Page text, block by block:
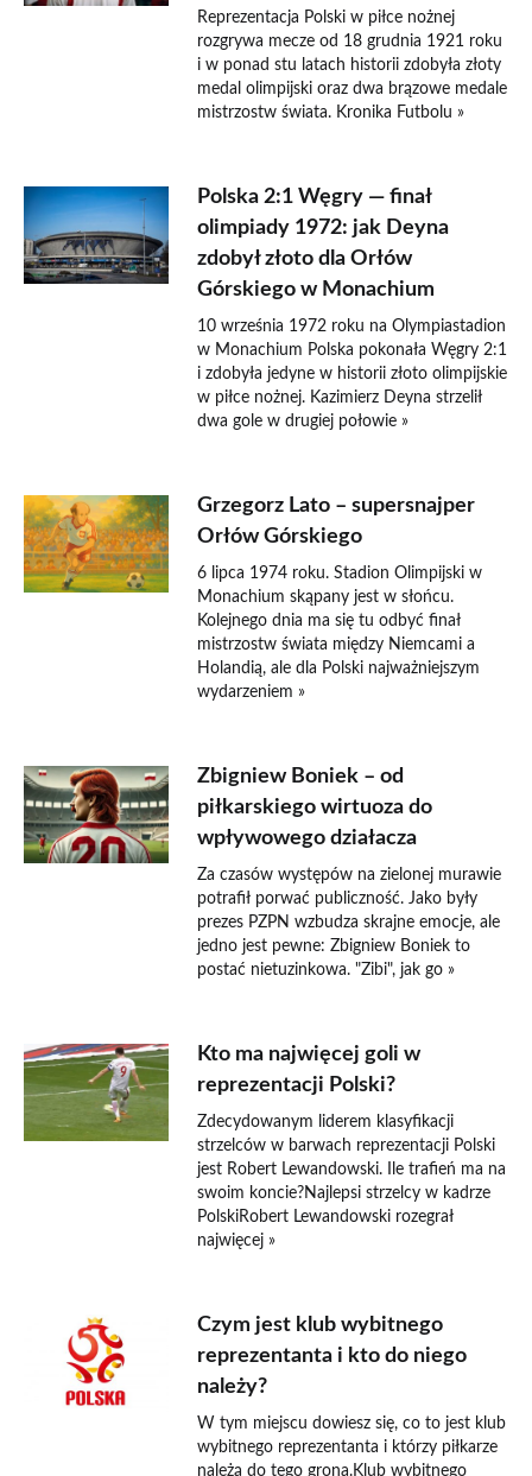
Reprezentacja Polski w piłce nożnej
rozgrywa mecze od 18 grudnia 1921 roku
i w ponad stu latach historii zdobyła złoty
medal olimpijski oraz dwa brązowe medale
mistrzostw świata. Kronika Futbolu »
Polska 2:1 Węgry — finał
olimpiady 1972: jak Deyna
zdobył złoto dla Orłów
Górskiego w Monachium
10 września 1972 roku na Olympiastadion
w Monachium Polska pokonała Węgry 2:1
i zdobyła jedyne w historii złoto olimpijskie
w piłce nożnej. Kazimierz Deyna strzelił
dwa gole w drugiej połowie »
Grzegorz Lato – supersnajper
Orłów Górskiego
6 lipca 1974 roku. Stadion Olimpijski w
Monachium skąpany jest w słońcu.
Kolejnego dnia ma się tu odbyć finał
mistrzostw świata między Niemcami a
Holandią, ale dla Polski najważniejszym
wydarzeniem »
Zbigniew Boniek – od
piłkarskiego wirtuoza do
wpływowego działacza
Za czasów występów na zielonej murawie
potrafił porwać publiczność. Jako były
prezes PZPN wzbudza skrajne emocje, ale
jedno jest pewne: Zbigniew Boniek to
postać nietuzinkowa. "Zibi", jak go »
Kto ma najwięcej goli w
reprezentacji Polski?
Zdecydowanym liderem klasyfikacji
strzelców w barwach reprezentacji Polski
jest Robert Lewandowski. Ile trafień ma na
swoim koncie?Najlepsi strzelcy w kadrze
PolskiRobert Lewandowski rozegrał
najwięcej »
Czym jest klub wybitnego
reprezentanta i kto do niego
należy?
W tym miejscu dowiesz się, co to jest klub
wybitnego reprezentanta i którzy piłkarze
należą do tego grona.Klub wybitnego